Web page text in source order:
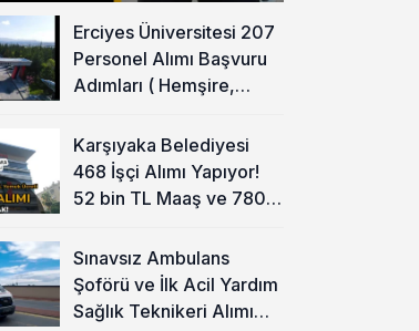
Erciyes Üniversitesi 207
Personel Alımı Başvuru
Adımları ( Hemşire,
Karşıyaka Belediyesi
468 İşçi Alımı Yapıyor!
52 bin TL Maaş ve 7800
Sınavsız Ambulans
Şoförü ve İlk Acil Yardım
Sağlık Teknikeri Alımı